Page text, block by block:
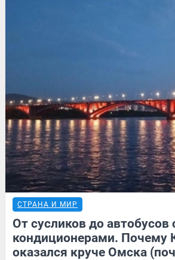
СТРАНА И МИР
От сусликов до автобусов
кондиционерами. Почему
оказался круче Омска